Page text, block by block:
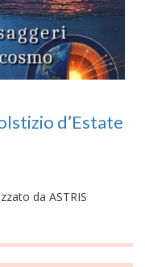
d’Estate
da ASTRIS